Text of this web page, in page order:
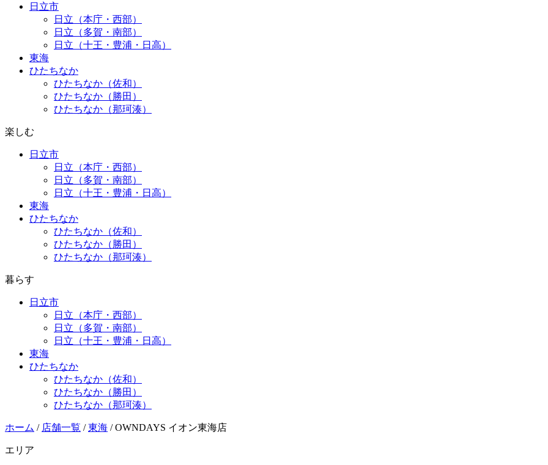
日立市
日立（本庁・西部）
日立（多賀・南部）
日立（十王・豊浦・日高）
東海
ひたちなか
ひたちなか（佐和）
ひたちなか（勝田）
ひたちなか（那珂湊）
楽しむ
日立市
日立（本庁・西部）
日立（多賀・南部）
日立（十王・豊浦・日高）
東海
ひたちなか
ひたちなか（佐和）
ひたちなか（勝田）
ひたちなか（那珂湊）
暮らす
日立市
日立（本庁・西部）
日立（多賀・南部）
日立（十王・豊浦・日高）
東海
ひたちなか
ひたちなか（佐和）
ひたちなか（勝田）
ひたちなか（那珂湊）
ホーム / 店舗一覧 /東海 /OWNDAYS イオン東海店
エリア